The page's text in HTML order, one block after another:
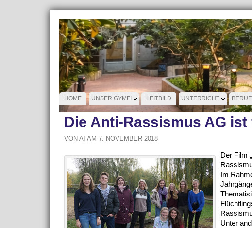
HOME UNSER GYMFI LEITBILD UNTERRICHT
Die Anti-Rassismus AG
VON AI AM 7. NOVEMBER 2018
Der Film
Im
Unter